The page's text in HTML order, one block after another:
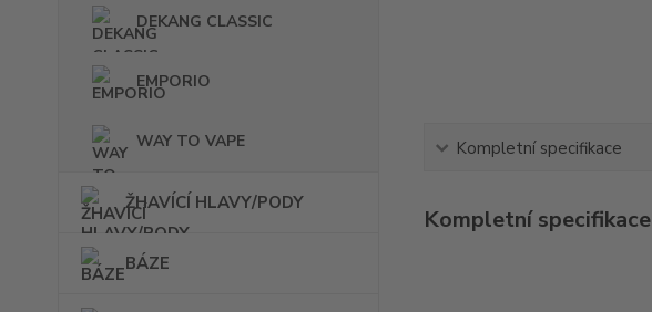
DEKANG CLASSIC
EMPORIO
WAY TO VAPE
ŽHAVÍCÍ HLAVY/PODY
BÁZE
Kompletní specifikace
Kompletní specifikace